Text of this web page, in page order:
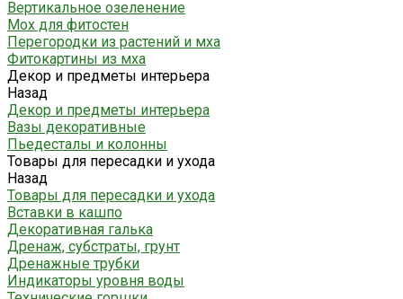
Вертикальное озеленение
Мох для фитостен
Перегородки из растений и мха
Фитокартины из мха
Декор и предметы интерьера
Назад
Декор и предметы интерьера
Вазы декоративные
Пьедесталы и колонны
Товары для пересадки и ухода
Назад
Товары для пересадки и ухода
Вставки в кашпо
Декоративная галька
Дренаж, субстраты, грунт
Дренажные трубки
Индикаторы уровня воды